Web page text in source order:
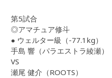
第5試合
◎アマチュア修斗
● ウェルター級（-77.1kg）
手島 響（パラエストラ綾瀬）
VS
瀬尾 健介（ROOTS）